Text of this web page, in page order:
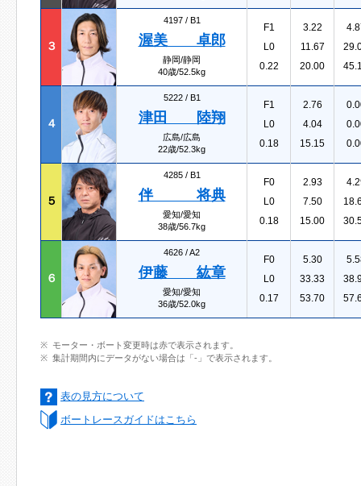
３
4197 / B1
渥美 卓郎
静岡/静岡
40歳/52.5kg
F1
L0
0.22
3.22
11.67
20.00
４
5222 / B1
津田 陸翔
広島/広島
22歳/52.3kg
F1
L0
0.18
2.76
4.04
15.15
５
4285 / B1
伴 将典
愛知/愛知
38歳/56.7kg
F0
L0
0.18
2.93
7.50
15.00
６
4626 /A2
伊藤 紘章
愛知/愛知
36歳/52.0kg
F0
L0
0.17
5.30
33.33
53.70
モーター・ボート変更時は赤で表示されます。
集計期間内にデータがない場合は「-」で表示されます。
表の見方について
ボートレースガイドはこちら